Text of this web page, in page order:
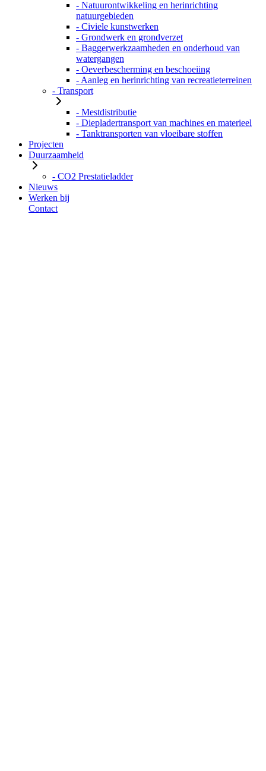
- Natuurontwikkeling en herinrichting
natuurgebieden
- Civiele kunstwerken
- Grondwerk en grondverzet
- Baggerwerkzaamheden en onderhoud van
watergangen
- Oeverbescherming en beschoeiing
- Aanleg en herinrichting van recreatieterreinen
- Transport
- Mestdistributie
- Diepladertransport van machines en materieel
- Tanktransporten van vloeibare stoffen
Projecten
Duurzaamheid
- CO2 Prestatieladder
Nieuws
Werken bij
Contact